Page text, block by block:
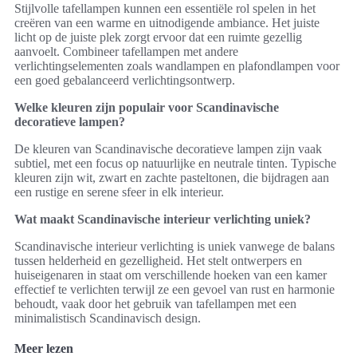
Stijlvolle tafellampen kunnen een essentiële rol spelen in het
creëren van een warme en uitnodigende ambiance. Het juiste
licht op de juiste plek zorgt ervoor dat een ruimte gezellig
aanvoelt. Combineer tafellampen met andere
verlichtingselementen zoals wandlampen en plafondlampen voor
een goed gebalanceerd verlichtingsontwerp.
Welke kleuren zijn populair voor Scandinavische
decoratieve lampen?
De kleuren van Scandinavische decoratieve lampen zijn vaak
subtiel, met een focus op natuurlijke en neutrale tinten. Typische
kleuren zijn wit, zwart en zachte pasteltonen, die bijdragen aan
een rustige en serene sfeer in elk interieur.
Wat maakt Scandinavische interieur verlichting uniek?
Scandinavische interieur verlichting is uniek vanwege de balans
tussen helderheid en gezelligheid. Het stelt ontwerpers en
huiseigenaren in staat om verschillende hoeken van een kamer
effectief te verlichten terwijl ze een gevoel van rust en harmonie
behoudt, vaak door het gebruik van tafellampen met een
minimalistisch Scandinavisch design.
Meer lezen